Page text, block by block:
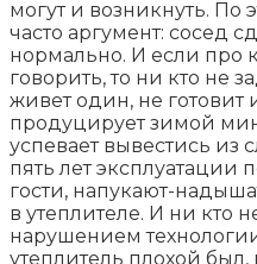
могут и возникнуть. По
часто аргумент: сосед
нормально. И если про
говорить, то ни кто не
живет один, не готовит
продуцирует зимой
успевает вывестись из
пять лет
гости, напукают-
в утеплителе. И ни кто
нарушением
утеплитель плохой был,